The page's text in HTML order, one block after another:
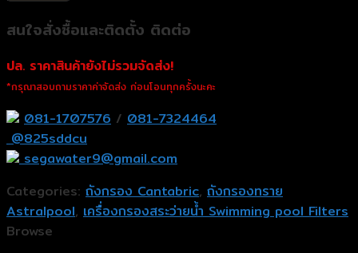
สนใจสั่งซื้อและติดตั้ง ติดต่อ
ปล. ราคาสินค้ายังไม่รวมจัดส่ง!
*กรุณาสอบถามราคาค่าจัดส่ง ก่อนโอนทุกครั้งนะคะ
081-1707576 / 081-7324464
@825sddcu
segawater9@gmail.com
Categories: ถังกรอง Cantabric, ถังกรองทราย
Astralpool, เครื่องกรองสระว่ายน้ำ Swimming pool Filters
Browse